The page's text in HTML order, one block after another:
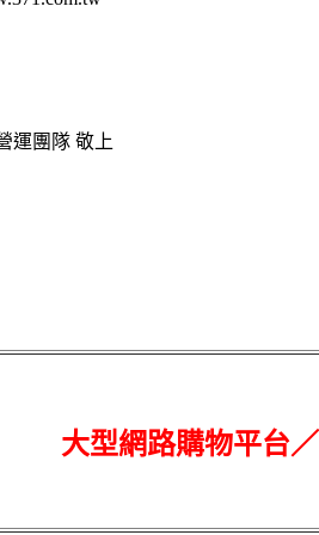
運團隊 敬上
大型網路購物平台